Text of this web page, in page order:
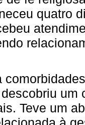
quatro
um
Teve um